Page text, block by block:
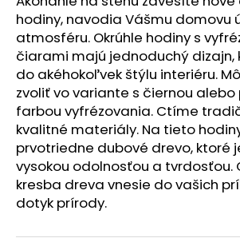
hodiny, navodia Vášmu domovu
atmosféru. Okrúhle hodiny s
čiarami majú jednoduchý dizajn,
do akéhokoľvek štýlu interiéru.
zvoliť vo variante s čiernou alebo
farbou vyfrézovania. Ctíme
kvalitné materiály. Na tieto
prvotriedne dubové drevo, ktoré
vysokou odolnosťou a tvrdosťou.
kresba dreva vnesie do vašich
dotyk prírody.
a
m
e